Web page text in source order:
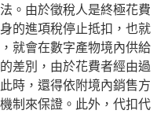
。由於徵稅人是終極花費
的進項稅停止抵扣，也就
就會在數字產物境內供給
差別，由於花費者經由過
時，還得依附境內銷售方
制來保證。此外，代扣代